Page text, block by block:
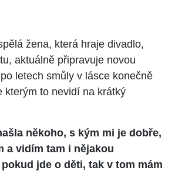
žena, která hraje divadlo,
aktuálně připravuje novou
letech smůly v lásce konečně
kterým to nevidí na krátký
někoho, s kým mi je dobře,
a vidím tam i nějakou
jde o děti, tak v tom mám